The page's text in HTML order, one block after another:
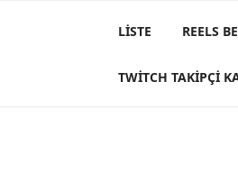
LISTE REELS
TWITCH TAKIPÇI